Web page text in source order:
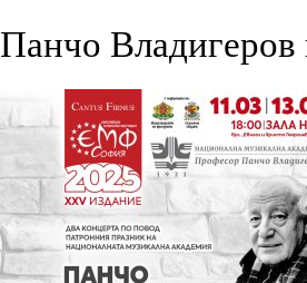
Панчо Владигеров